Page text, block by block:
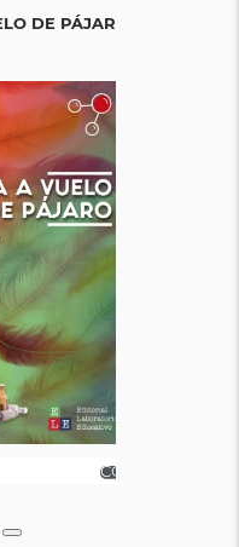
DE PÁJARO